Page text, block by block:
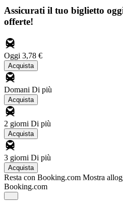
Assicurati il ​​tuo biglietto
offerte!
Oggi 3,78 €
Acquista
Domani Di più
Acquista
2 giorni Di più
Acquista
3 giorni Di più
Acquista
Resta con Booking.com Mostra
Booking.com